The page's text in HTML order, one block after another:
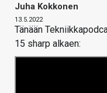
Juha Kokkonen
13.5.2022
Tänään
15 sharp alkaen: